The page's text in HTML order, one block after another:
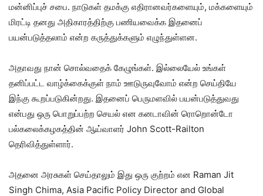
மன்னிப்புச் சபை. நாடுகள் தமக்கு எதிரானவர்களையும், மக்களையும்
மிரட்டி தனது அதிகாரத்திற்கு பணியவைக்க இதனைப்
பயன்படுத்தலாம் என்ற கருத்துக்களும் எழுந்துள்ளன.
அதாவது நான் சொல்வதைக் கேழுங்கள். இல்லையேல் உங்கள்
தனிப்பட்ட வாழ்க்கைக்குள் நாம் ஊடுருவுவோம் என்ற செய்தியே
இந்கு கூறப்படுகின்றது. இதனைப் பெருமளவில் பயன்படுத்துவது
என்பது ஒரு பொறுப்பற்ற செயல் என கனடாவின் ரொறொன்டோ
பல்கலைக்கழகத்தின் ஆய்வாளர் John Scott-Railton
தெரிவித்துள்ளார்.
அதனை அரசுகள் செய்தாலும் இது ஒரு குற்றம் என Raman Jit
Singh Chima, Asia Pacific Policy Director and Global